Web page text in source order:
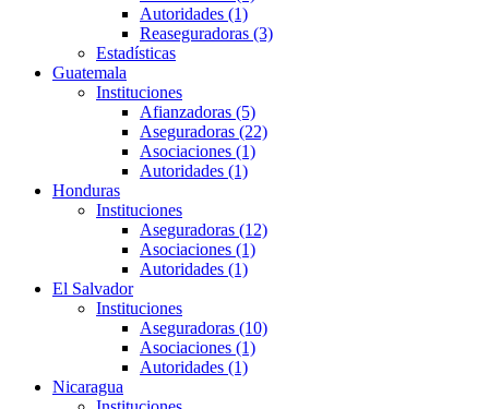
Autoridades (1)
Reaseguradoras (3)
Estadísticas
Guatemala
Instituciones
Afianzadoras (5)
Aseguradoras (22)
Asociaciones (1)
Autoridades (1)
Honduras
Instituciones
Aseguradoras (12)
Asociaciones (1)
Autoridades (1)
El Salvador
Instituciones
Aseguradoras (10)
Asociaciones (1)
Autoridades (1)
Nicaragua